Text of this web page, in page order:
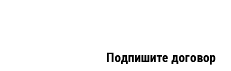
Подпишите договор